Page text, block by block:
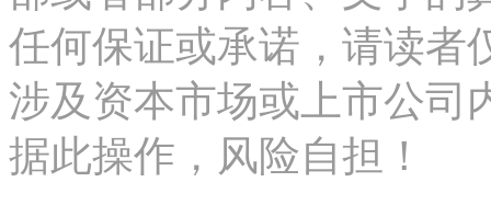
任何保证或承诺，请读者
涉及资本市场或上市公司
据此操作，风险自担！